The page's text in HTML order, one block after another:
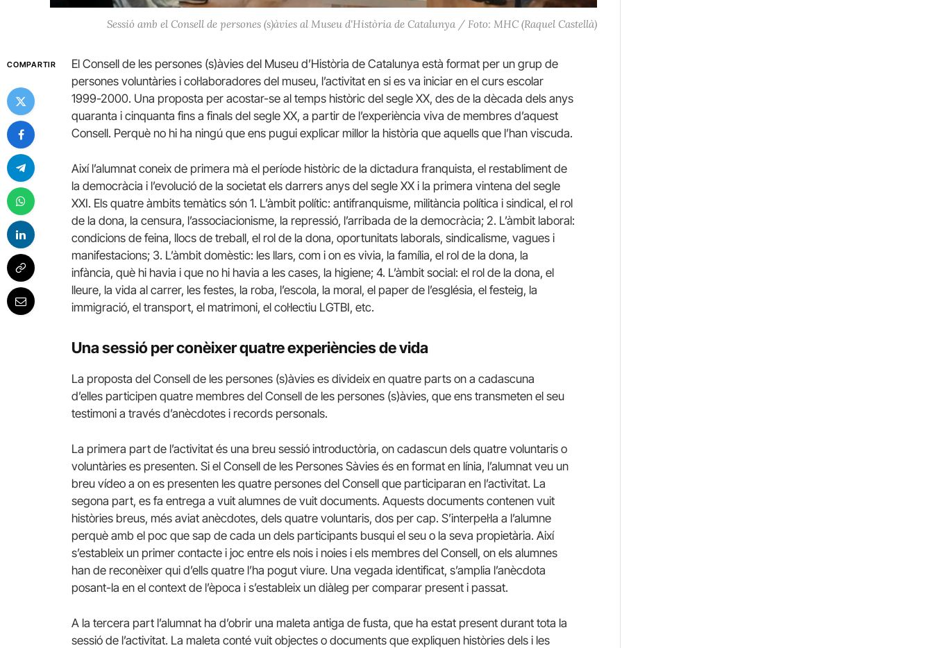
Sessió amb el Consell de persones (s)àvies al Museu d'Història de Catalunya / Foto: MHC (Raquel Castellà)
COMPARTIR El Consell de les persones (s)àvies del Museu d’Història de Catalunya està format per un grup de
persones voluntàries i col·laboradores del museu, l’activitat en si es va iniciar en el curs escolar
1999-2000. Una proposta per acostar-se al temps històric del segle XX, des de la dècada dels anys
quaranta i cinquanta fins a finals del segle XX, a partir de l’experiència viva de membres d’aquest
Consell. Perquè no hi ha ningú que ens pugui explicar millor la història que aquells que l’han viscuda.
Així l’alumnat coneix de primera mà el període històric de la dictadura franquista, el restabliment de
la democràcia i l’evolució de la societat els darrers anys del segle XX i la primera vintena del segle
XXI. Els quatre àmbits temàtics són 1. L’àmbit polític: antifranquisme, militància política i sindical, el rol
de la dona, la censura, l’associacionisme, la repressió, l’arribada de la democràcia; 2. L’àmbit laboral:
condicions de feina, llocs de treball, el rol de la dona, oportunitats laborals, sindicalisme, vagues i
manifestacions; 3. L’àmbit domèstic: les llars, com i on es vivia, la família, el rol de la dona, la
infància, què hi havia i que no hi havia a les cases, la higiene; 4. L’àmbit social: el rol de la dona, el
lleure, la vida al carrer, les festes, la roba, l’escola, la moral, el paper de l’església, el festeig, la
immigració, el transport, el matrimoni, el col·lectiu LGTBI, etc.
Una sessió per conèixer quatre experiències de vida
La proposta del Consell de les persones (s)àvies es divideix en quatre parts on a cadascuna
d’elles participen quatre membres del Consell de les persones (s)àvies, que ens transmeten el seu
testimoni a través d’anècdotes i records personals.
La primera part de l’activitat és una breu sessió introductòria, on cadascun dels quatre voluntaris o
voluntàries es presenten. Si el Consell de les Persones Sàvies és en format en línia, l’alumnat veu un
breu vídeo a on es presenten les quatre persones del Consell que participaran en l’activitat. La
segona part, es fa entrega a vuit alumnes de vuit documents. Aquests documents contenen vuit
històries breus, més aviat anècdotes, dels quatre voluntaris, dos per cap. S’interpel·la a l’alumne
perquè amb el poc que sap de cada un dels participants busqui el seu o la seva propietària. Així
s’estableix un primer contacte i joc entre els nois i noies i els membres del Consell, on els alumnes
han de reconèixer qui d’ells quatre l’ha pogut viure. Una vegada identificat, s’amplia l’anècdota
posant-la en el context de l’època i s’estableix un diàleg per comparar present i passat.
A la tercera part l’alumnat ha d’obrir una maleta antiga de fusta, que ha estat present durant tota la
sessió de l’activitat. La maleta conté vuit objectes o documents que expliquen històries dels i les